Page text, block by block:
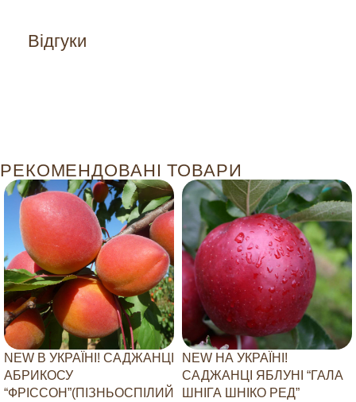
Відгуки
РЕКОМЕНДОВАНІ ТОВАРИ
NEW В УКРАЇНІ! САДЖАНЦІ
АБРИКОСУ
“ФРІССОН”(ПІЗНЬОСПІЛИЙ
NEW НА УКРАЇНІ!
САДЖАНЦІ ЯБЛУНІ “ГАЛА
ШНІГА ШНІКО РЕД”